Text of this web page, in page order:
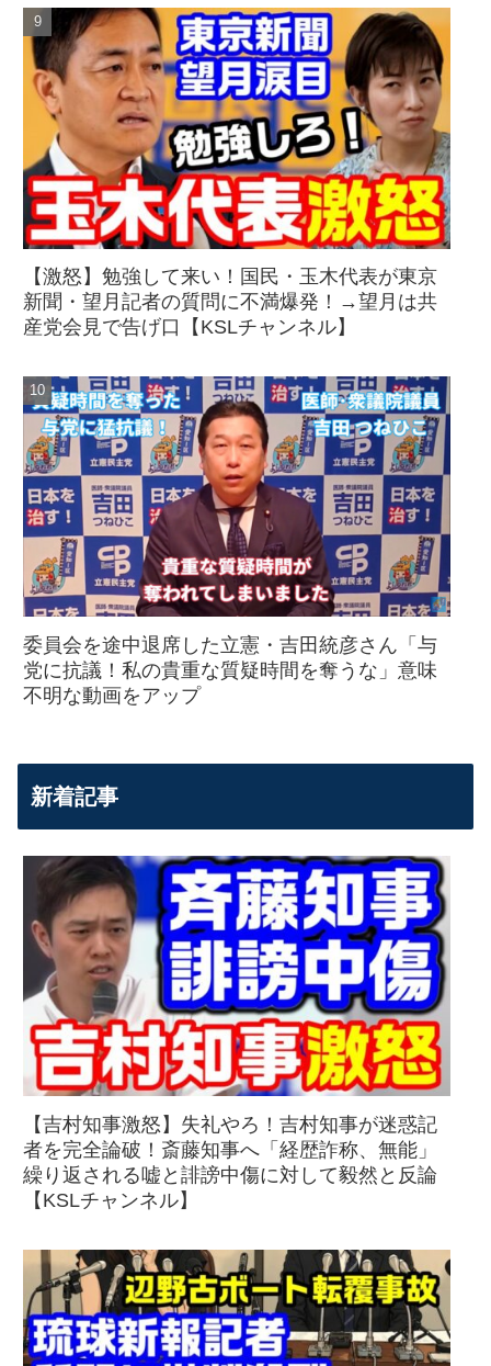
【激怒】勉強して来い！国民・玉木代表が東京
新聞・望月記者の質問に不満爆発！→望月は共
産党会見で告げ口【KSLチャンネル】
委員会を途中退席した立憲・吉田統彦さん「与
党に抗議！私の貴重な質疑時間を奪うな」意味
不明な動画をアップ
新着記事
【吉村知事激怒】失礼やろ！吉村知事が迷惑記
者を完全論破！斎藤知事へ「経歴詐称、無能」
繰り返される嘘と誹謗中傷に対して毅然と反論
【KSLチャンネル】